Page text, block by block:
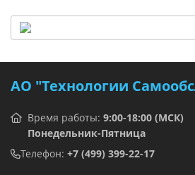
АО "Технологии
Время работы: 9:00-18:00 (МСК)
Понедельник-Пятница
Телефон: +7 (499) 399-22-17